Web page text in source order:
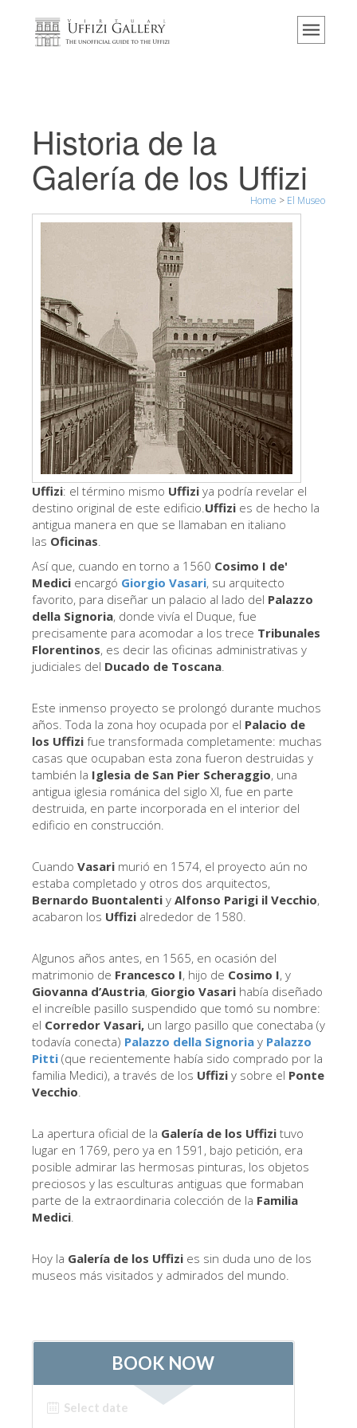
Home
Eventos y exposiciones
Los comentarios de los visitantes
Visite los Uffizi
Reserve ahora
Visita virtual
Las obras
Las salas
Los Artistas
Las nuevas salas
Otros Museos
Museo del Bargello
Galería de la Academia
Galería Palatina
Museo de San Marcos
Museo Arqueológico
El Taller de las Piedras Duras
Museo Galileo
La Torre de Arnolfo
Corredor de Vasari
Palazzo Vecchio
Santa Maria Novella
Santa Croce
Reserve ahora
Reserve una visita guiada
Sólo billetes con entrada rápida
ENGLISH
中文
DEUTSCH
FRANÇAIS
Historia de la
Galería de los Uffizi
Home > El Museo
Uffizi: el término mismo Uffizi ya podría revelar el
destino original de este edificio.Uffizi es de hecho la
antigua manera en que se llamaban en italiano
las Oficinas.
Así que, cuando en torno a 1560 Cosimo I de'
Medici encargó Giorgio Vasari, su arquitecto
favorito, para diseñar un palacio al lado del Palazzo
della Signoria, donde vivía el Duque, fue
precisamente para acomodar a los trece Tribunales
Florentinos, es decir las oficinas administrativas y
judiciales del Ducado de Toscana.
Este inmenso proyecto se prolongó durante muchos
años. Toda la zona hoy ocupada por el Palacio de
los Uffizi fue transformada completamente: muchas
casas que ocupaban esta zona fueron destruidas y
también la Iglesia de San Pier Scheraggio, una
antigua iglesia románica del siglo XI, fue en parte
destruida, en parte incorporada en el interior del
edificio en construcción.
Cuando Vasari murió en 1574, el proyecto aún no
estaba completado y otros dos arquitectos,
Bernardo Buontalenti y Alfonso Parigi il Vecchio,
acabaron los Uffizi alrededor de 1580.
Algunos años antes, en 1565, en ocasión del
matrimonio de Francesco I, hijo de Cosimo I, y
Giovanna d’Austria, Giorgio Vasari había diseñado
el increíble pasillo suspendido que tomó su nombre:
el Corredor Vasari, un largo pasillo que conectaba (y
todavía conecta) Palazzo della Signoria y Palazzo
Pitti (que recientemente había sido comprado por la
familia Medici), a través de los Uffizi y sobre el Ponte
Vecchio.
La apertura oficial de la Galería de los Uffizi tuvo
lugar en 1769, pero ya en 1591, bajo petición, era
posible admirar las hermosas pinturas, los objetos
preciosos y las esculturas antiguas que formaban
parte de la extraordinaria colección de la Familia
Medici.
Hoy la Galería de los Uffizi es sin duda uno de los
museos más visitados y admirados del mundo.